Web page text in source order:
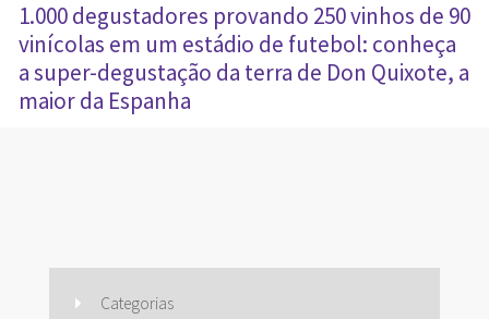
1.000 degustadores provando 250 vinhos de 90
vinícolas em um estádio de futebol: conheça
a super-degustação da terra de Don Quixote, a
maior da Espanha
Categorias